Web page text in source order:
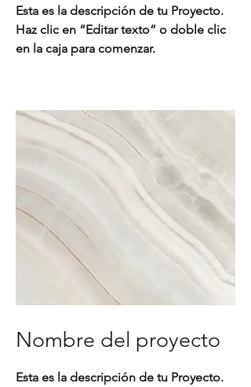
Esta es la descripción de tu Proyecto.
Haz clic en “Editar texto” o doble clic
en la caja para comenzar.
Nombre del proyecto
Esta es la descripción de tu Proyecto.